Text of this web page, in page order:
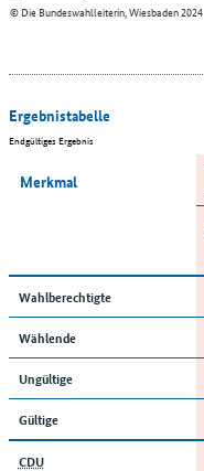
© Die Bundeswahlleiterin, Wiesbaden 2024
Ergebnistabelle
Endgültiges Ergebnis
Merkmal
Wahlberechtigte
Wählende
Ungültige
Gültige
CDU